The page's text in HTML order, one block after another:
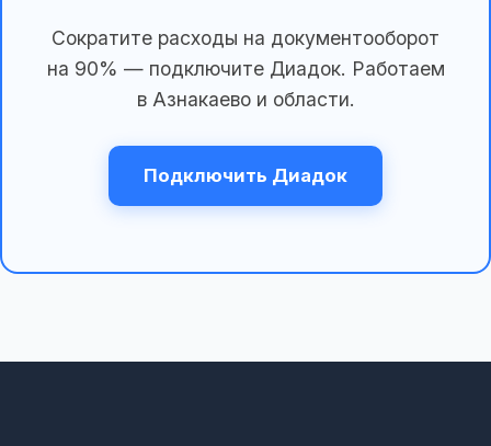
Сократите расходы на документооборот
на 90% — подключите Диадок. Работаем
в Азнакаево и области.
Подключить Диадок